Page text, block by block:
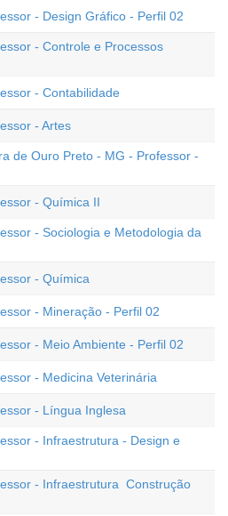
- Design Gráfico - Perfil 02
- Controle e Processos
- Contabilidade
- Artes
de Ouro Preto - MG - Professor -
- Química II
- Sociologia e Metodologia da
- Química
- Mineração - Perfil 02
- Meio Ambiente - Perfil 02
- Medicina Veterinária
- Língua Inglesa
- Infraestrutura - Design e
- Infraestrutura  Construção